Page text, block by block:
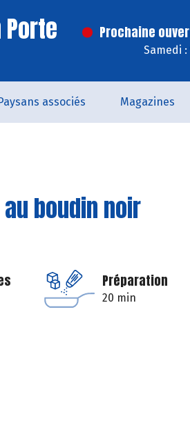
Prochaine
Samedi
associés Magazines
boudin noir
Préparation
20 min